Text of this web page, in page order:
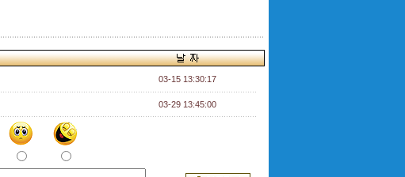
03-15 13:30:17
03-29 13:45:00